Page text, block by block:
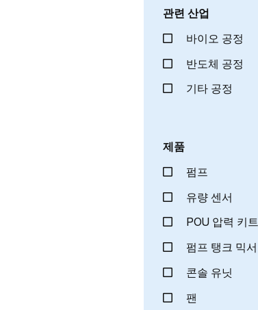
관련 산업
바이오 공정
반도체 공정
기타 공정
제품
펌프
유량 센서
POU 압력 키트
펌프 탱크 믹서
콘솔 유닛
팬